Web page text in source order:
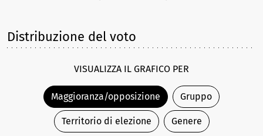
Distribuzione del voto
VISUALIZZA IL GRAFICO PER
Maggioranza/opposizione Gruppo
Territorio di elezione Genere